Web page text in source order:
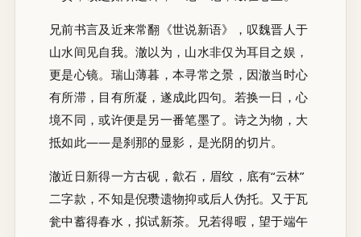
兄前书言及近来常翻《世说新语》，叹魏晋人于
山水间见自我。澈以为，山水非仅为耳目之娱，
更是心镜。瑞山薄暮，本寻常之景，因澈当时心
有所滞，目有所凝，遂成此四句。若换一日，心
境不同，或许便是另一番笔墨了。诗之为物，大
抵如此——是刹那的显影，是光阴的切片。
澈近日新得一方古砚，歙石，眉纹，底有“云林”
二字款，不知是倪瓒遗物抑或后人伪托。又于瓦
瓮中蓄得春水，拟试新茶。兄若得暇，望于端午